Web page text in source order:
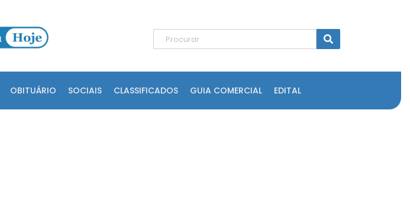
OBITUÁRIO SOCIAIS CLASSIFICADOS GUIA COMERCIAL EDITAL